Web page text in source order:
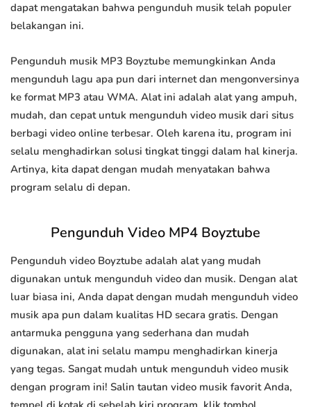
dapat mengatakan bahwa pengunduh musik telah populer
belakangan ini.
Pengunduh musik MP3 Boyztube memungkinkan Anda
mengunduh lagu apa pun dari internet dan mengonversinya
ke format MP3 atau WMA. Alat ini adalah alat yang ampuh,
mudah, dan cepat untuk mengunduh video musik dari situs
berbagi video online terbesar. Oleh karena itu, program ini
selalu menghadirkan solusi tingkat tinggi dalam hal kinerja.
Artinya, kita dapat dengan mudah menyatakan bahwa
program selalu di depan.
Pengunduh Video MP4 Boyztube
Pengunduh video Boyztube adalah alat yang mudah
digunakan untuk mengunduh video dan musik. Dengan alat
luar biasa ini, Anda dapat dengan mudah mengunduh video
musik apa pun dalam kualitas HD secara gratis. Dengan
antarmuka pengguna yang sederhana dan mudah
digunakan, alat ini selalu mampu menghadirkan kinerja
yang tegas. Sangat mudah untuk mengunduh video musik
dengan program ini! Salin tautan video musik favorit Anda,